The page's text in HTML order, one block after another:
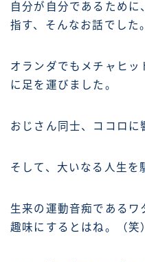
自分が自分であるために
指す、そんなお話でした。
オランダでもメチャヒッ
に足を運びました。
おじさん同士、ココロに
そして、大いなる人生を
生来の運動音痴であるワ
趣味にするとはね。（笑